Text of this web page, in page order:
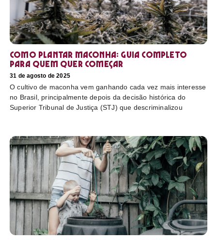
Como plantar maconha: guia completo
para quem quer começar
31 de agosto de 2025
O cultivo de maconha vem ganhando cada vez mais interesse
no Brasil, principalmente depois da decisão histórica do
Superior Tribunal de Justiça (STJ) que descriminalizou